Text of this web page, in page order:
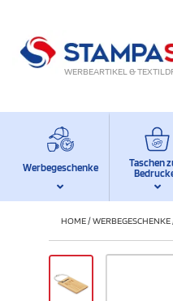
WERBEARTIKEL &
Werbegeschenke
Taschen
HOME/WERBEGESCHENKE